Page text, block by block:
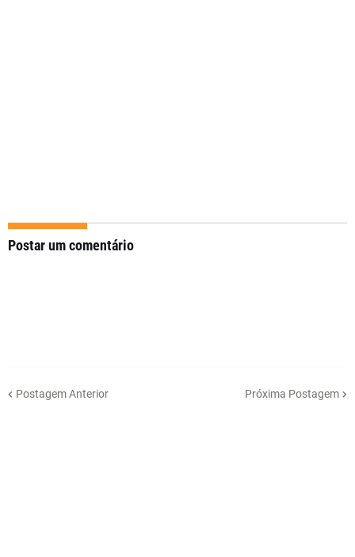
Postar um comentário
Postagem Anterior Próxima Postagem